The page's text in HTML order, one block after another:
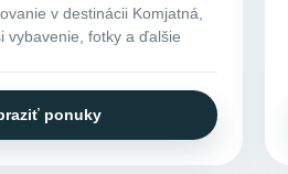
v destinácii Komjatná,
vybavenie, fotky a ďalšie
ponuky